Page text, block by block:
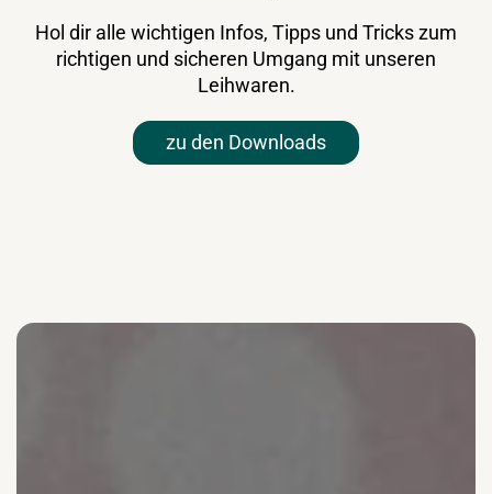
Hol dir alle wichtigen Infos, Tipps und Tricks zum
richtigen und sicheren Umgang mit unseren
Leihwaren.
zu den Downloads